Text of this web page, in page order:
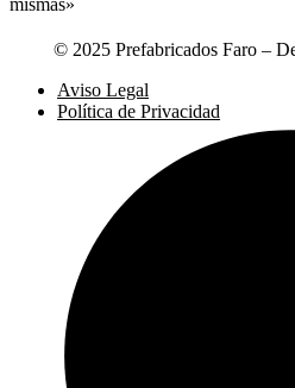
© 2025 Prefabricados Faro –
Aviso Legal
Política de Privacidad